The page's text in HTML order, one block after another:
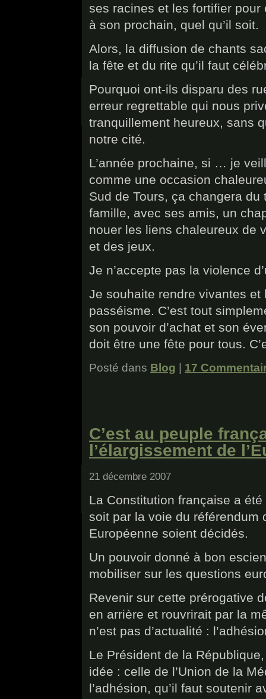
ses racines et les fortifier
à son prochain, quel qu’il soit.
Alors, la diffusion de chants
la fête et du rite qu’il faut
Pourquoi ont-ils disparu des
erreur regrettable qui nous
tranquillement heureux, sans
notre cité.
L’année prochaine, si … je
comme une occasion
Sud de Tours, ça changera
famille, avec ses amis, un
nouer les liens chaleureux de
et des jeux.
Je n’accepte pas la violence
Je souhaite rendre vivantes et
passéisme. C’est tout
son pouvoir d’achat et son
doit être une fête pour tous.
Posté dans Blog | 17
C’est au peuple
l’élargissement de
21 décembre 2007
La Constitution française a
soit par la voie du référendum
Européenne soient décidés.
Un pouvoir donné à bon
mobiliser sur les questions
Revenir sur cette prérogative
en arrière et rouvrirait par la
n’est pas d’actualité :
Le Président de la
idée : celle de l’Union de la
l’adhésion, qu’il faut soutenir